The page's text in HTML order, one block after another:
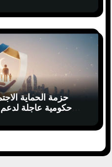
حزمة الحماية
حكومية عاجلة